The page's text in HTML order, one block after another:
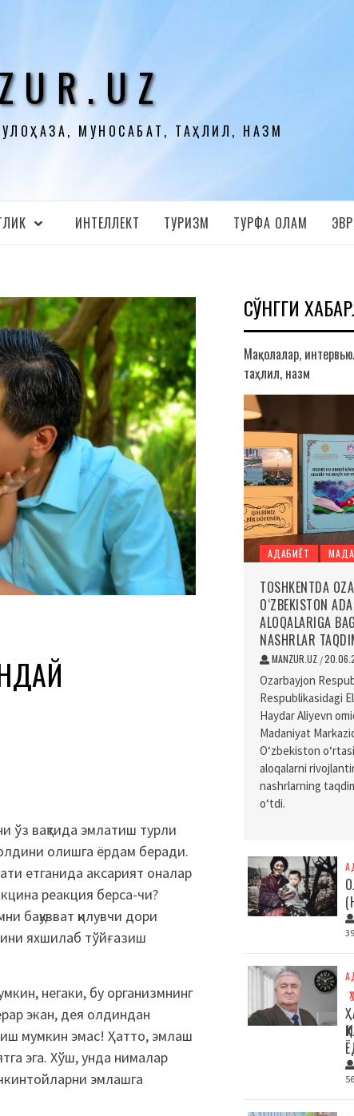
МУНОСАБАТ, ТАҲЛИЛ, НАЗМ
ИНТЕЛЛЕКТ ТУРИЗМ ТУРФА ОЛАМ
ўз вақтида эмлатиш турли
олишга ёрдам беради.
етганида аксарият оналар
реакция берса-чи?
бақувват қилувчи дори
яхшилаб тўйғазиш
негаки, бу организмнинг
экан, дея олдиндан
мумкин эмас! Ҳатто, эмлаш
эга. Хўш, унда нималар
эмлашга
СЎНГГИ
Мақолалар,
таҳлил, назм
АДАБИЁТ
TOSHKENTDA
O‘ZBEKISTON
ALOQALARIGA
NASHRLAR
MANZUR.UZ /
Ozarbayjon
Respublikasidagi
Haydar Aliyevn
Madaniyat
O‘zbekiston
aloqalarni
nashrlarning
o‘tdi.